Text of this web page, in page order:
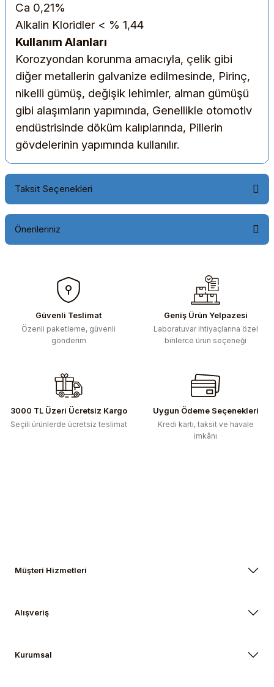
Ca 0,21%
Alkalin Kloridler < % 1,44
Kullanım Alanları
Korozyondan korunma amacıyla, çelik gibi
diğer metallerin galvanize edilmesinde, Pirinç,
nikelli gümüş, değişik lehimler, alman gümüşü
gibi alaşımların yapımında, Genellikle otomotiv
endüstrisinde döküm kalıplarında, Pillerin
gövdelerinin yapımında kullanılır.
Taksit Seçenekleri
Önerileriniz
konularda yetersiz gördüğünüz noktaları öneri formunu
kullanarak tarafımıza iletebilirsiniz.
Görüş ve önerileriniz için teşekkür ederiz.
Ürün resmi kalitesiz, bozuk veya görüntülenemiyor.
Ürün fiyatı diğer sitelerden daha pahalı.
Bu ürüne benzer farklı alternatifler olmalı.
Güvenli Teslimat
Özenli paketleme, güvenli
gönderim
Geniş Ürün Yelpazesi
Laboratuvar ihtiyaçlarına özel
binlerce ürün seçeneği
3000 TL Üzeri Ücretsiz Kargo
Seçili ürünlerde ücretsiz teslimat
Uygun Ödeme Seçenekleri
Kredi kartı, taksit ve havale
imkânı
Müşteri Hizmetleri
Alışveriş
Kurumsal